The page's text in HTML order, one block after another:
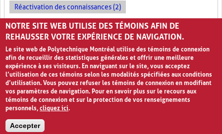
Réactivation des connaissances (2)
Évolution des apprentissages (2)
NOTRE SITE WEB UTILISE DES TÉMOINS AFIN DE
REHAUSSER VOTRE EXPÉRIENCE DE NAVIGATION.
Le site web de Polytechnique Montréal utilise des témoins de connexion
afin de recueillir des statistiques générales et offrir une meilleure
expérience à ses visiteurs. En naviguant sur le site, vous acceptez
l’utilisation de ces témoins selon les modalités spécifiées aux conditions
d’utilisation. Vous pouvez refuser les témoins de connexion en modifiant
vos paramètres de navigation. Pour en savoir plus sur le recours aux
témoins de connexion et sur la protection de vos renseignements
personnels,cliquez ici.
Accepter